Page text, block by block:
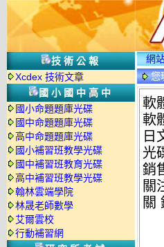
技術公報
Xcdex 技術文章
國小國中高中
國小命題題庫光碟
國中命題題庫光碟
高中命題題庫光碟
國小補習班教學光碟
國中補習班教育光碟
高中補習班教學光碟
翰林雲端學院
林晟老師數學
艾爾雲校
行動補習網
網
您
軟
軟
日
光
銷
關
關